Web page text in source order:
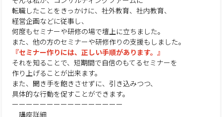
転職したことをきっかけに、社外教育、社内教育、
経営企画などに従事し、
何度もセミナーや研修の場で壇上に立ちました。
また、他の方のセミナーや研修作りの支援もしました。
『セミナー作りには、正しい手順があります。』
それを知ることで、短期間で自信のもてるセミナーを
作り上げることが出来ます。
また、聞き手を飽きさせずに、引き込みつつ、
具体的な行動を促すことができます。
ーーーーーーーーーーーーーーーー
講座詳細